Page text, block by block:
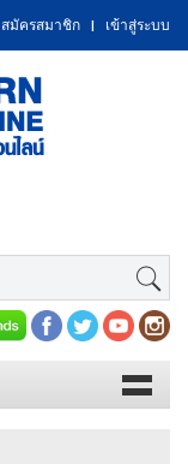
สมัครสมาชิก | เข้าสู่ระบบ